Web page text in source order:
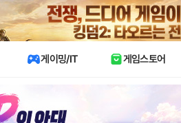
X
게이밍/IT 게임스토어